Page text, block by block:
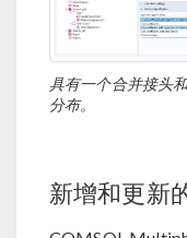
具有一个合并接头
分布。
新增和更新